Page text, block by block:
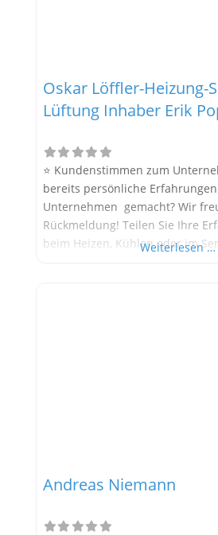
Oskar Löffler-Heizung-
Lüftung Inhaber Erik
⭐ Kundenstimmen zum
bereits persönliche
Unternehmen gemacht? Wir
Rückmeldung! Teilen Sie Ihre
beim Heizen, Kühlen oder im
Weiterlesen …
Andreas Niemann